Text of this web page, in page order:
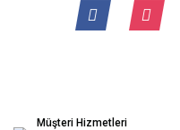
Müşteri Hizmetleri